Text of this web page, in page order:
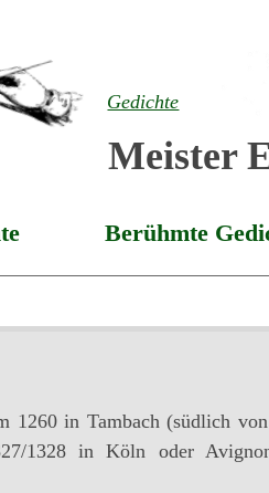
Gedichte
Meister
Berühmte
1260 in Tambach (südlich
1328 in Köln oder